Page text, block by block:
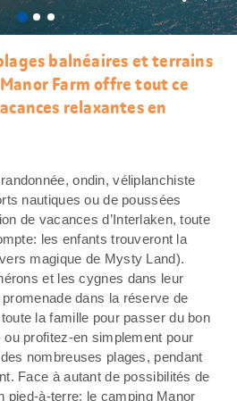
balnéaires et terrains
Farm offre tout ce
relaxantes en
ondin, véliplanchiste
nautiques ou de poussées
de vacances d’Interlaken, toute
les enfants trouveront la
magique de Mysty Land).
et les cygnes dans leur
promenade dans la réserve de
la famille pour passer du bon
profitez-en simplement pour
nombreuses plages, pendant
Face à autant de possibilités de
pied-à-terre: le camping Manor